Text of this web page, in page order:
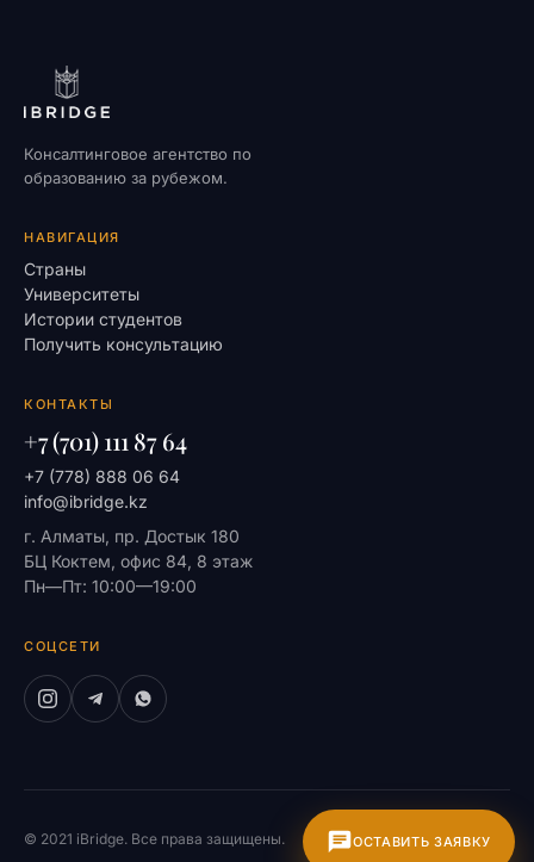
Консалтинговое агентство по
образованию за рубежом.
НАВИГАЦИЯ
Страны
Университеты
Истории студентов
Получить консультацию
КОНТАКТЫ
+7 (701) 111 87 64
+7 (778) 888 06 64
info@ibridge.kz
г. Алматы, пр. Достык 180
БЦ Коктем, офис 84, 8 этаж
Пн—Пт: 10:00—19:00
СОЦСЕТИ
© 2021 iBridge. Все права защищены. На главную
ОСТАВИТЬ ЗАЯВКУ